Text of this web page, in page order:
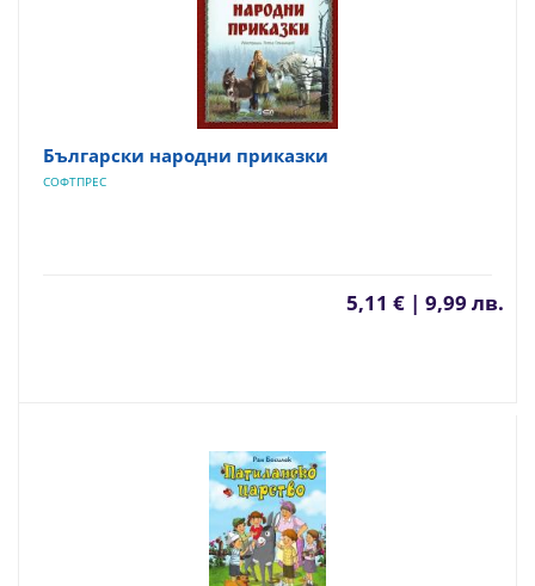
Български народни приказки
СОФТПРЕС
5,11 € | 9,99 лв.